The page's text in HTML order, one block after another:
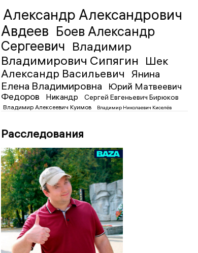
Александр Александрович
Авдеев Боев Александр
Сергеевич Владимир
Владимирович Сипягин Шек
Александр Васильевич
Янина
Елена Владимировна
Юрий Матвеевич
Федоров
Никандр Сергей Евгеньевич Бирюков
Владимир Алексеевич Куимов Владимир Николаевич Киселёв
Расследования